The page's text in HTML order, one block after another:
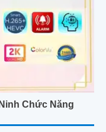
Chức Năng